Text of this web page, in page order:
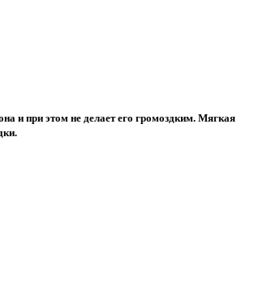
и при этом не делает его громоздким. Мягкая